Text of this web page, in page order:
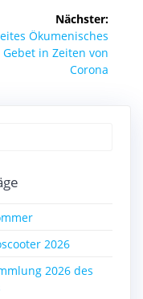
Nächster:
Ökumenisches
Gebet in Zeiten von
Corona
2026
2026 des